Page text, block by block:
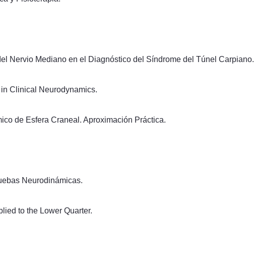
Nervio Mediano en el Diagnóstico del Síndrome del Túnel Carpiano.
Clinical Neurodynamics.
de Esfera Craneal. Aproximación Práctica.
Neurodinámicas.
to the Lower Quarter.